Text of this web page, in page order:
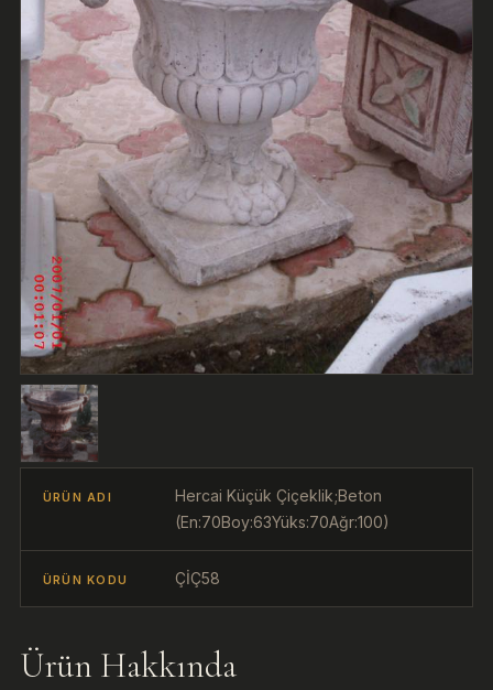
ÜRÜN ADI
Hercai Küçük Çiçeklik;Beton
(En:70Boy:63Yüks:70Ağr:100)
ÜRÜN KODU ÇİÇ58
Ürün Hakkında